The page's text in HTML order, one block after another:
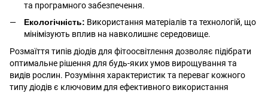
та програмного забезпечення.
Екологічність: Використання матеріалів та технологій, що
мінімізують вплив на навколишнє середовище.
Розмаїття типів діодів для фітоосвітлення дозволяє підібрати
оптимальне рішення для будь-яких умов вирощування та
видів рослин. Розуміння характеристик та переваг кожного
типу діодів є ключовим для ефективного використання